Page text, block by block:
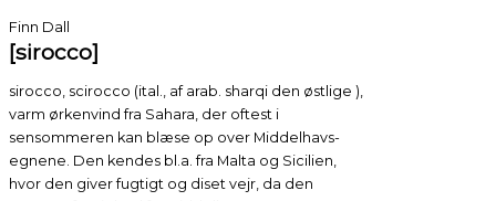
Finn Dall
[sirocco]
sirocco, scirocco (ital., af arab. sharqi den østlige ),
varm ørkenvind fra Sahara, der oftest i
sensommeren kan blæse op over Middelhavs-
egnene. Den kendes bl.a. fra Malta og Sicilien,
hvor den giver fugtigt og diset vejr, da den